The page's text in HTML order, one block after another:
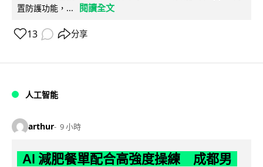
置防護功能，...
閱讀全文
13 分享
人工智能
arthur 9 小時
AI 減肥餐單配合高強度操練 成都男